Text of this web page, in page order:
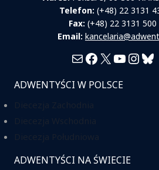
Telefon: (+48) 22 3131
Fax: (+48) 22 3131 500
Email:
MailFacebook
X
ADWENTYŚCI W POLSCE
ADWENTYŚCI NA ŚWIECIE